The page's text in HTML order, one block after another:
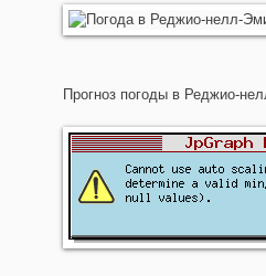
Прогноз погоды в Реджио-